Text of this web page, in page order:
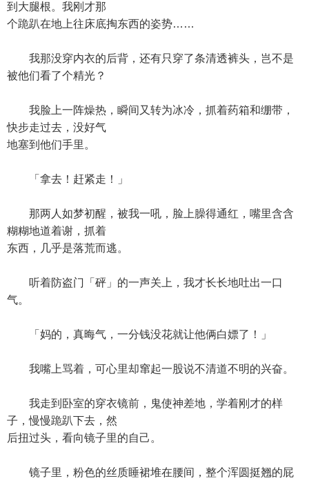
到大腿根。我刚才那
个跪趴在地上往床底掏东西的姿势……
我那没穿内衣的后背，还有只穿了条清透裤头，岂不是
被他们看了个精光？
我脸上一阵燥热，瞬间又转为冰冷，抓着药箱和绷带，
快步走过去，没好气
地塞到他们手里。
「拿去！赶紧走！」
那两人如梦初醒，被我一吼，脸上臊得通红，嘴里含含
糊糊地道着谢，抓着
东西，几乎是落荒而逃。
听着防盗门「砰」的一声关上，我才长长地吐出一口
气。
「妈的，真晦气，一分钱没花就让他俩白嫖了！」
我嘴上骂着，可心里却窜起一股说不清道不明的兴奋。
我走到卧室的穿衣镜前，鬼使神差地，学着刚才的样
子，慢慢跪趴下去，然
后扭过头，看向镜子里的自己。
镜子里，粉色的丝质睡裙堆在腰间，整个浑圆挺翘的屁